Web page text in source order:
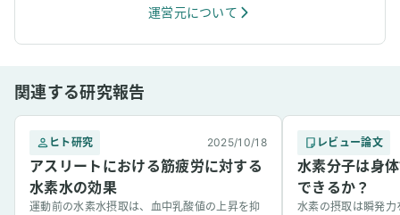
運営元について
関連する研究報告
ヒト研究 2025/10/18
アスリートにおける筋疲労に対する
水素水の効果
運動前の水素水摂取は、血中乳酸値の上昇を抑
レビュー論文
水素分子は身
できるか？
水素の摂取は瞬発